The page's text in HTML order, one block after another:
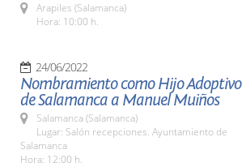
Arapiles (Salamanca)
Hora: 10:00 h.
24/06/2022
Nombramiento como Hijo Adoptivo
de Salamanca a Manuel Muiños
Salamanca (Salamanca)
Lugar: Salón recepciones. Ayuntamiento de
Salamanca
Hora: 12:00 h.